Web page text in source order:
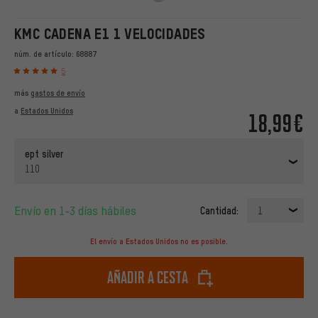
KMC CADENA E1 1 VELOCIDADES
núm. de artículo: 68887
5
18,99€
más gastos de envío
a Estados Unidos
ept silver
110
Envío en 1-3 días hábiles Cantidad: 1
El envío a Estados Unidos no es posible.
Añadir a cesta